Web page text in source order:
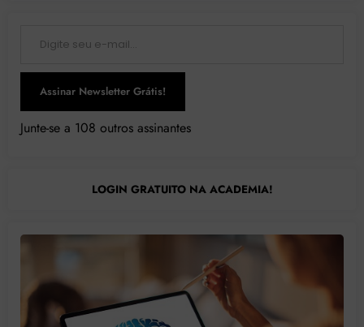
Assinar Newsletter Grátis!
Junte-se a 108 outros assinantes
LOGIN GRATUITO NA ACADEMIA!